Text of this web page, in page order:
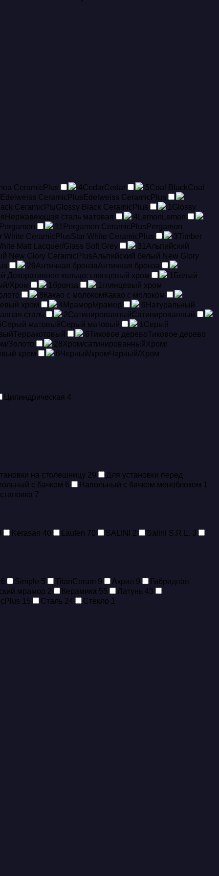
CeramicPlus 4CedarCedar 5Coal BlackCoal
Edelweiss CeramicPlus Edelweiss CeramicPlus
CeramicPluGlossy Black CeramicPlus 1 Glossy
Hержавеющая сталь матовая 4 Lemon Lemon
Pergamon 11 Pergamon CeramicPlus Pergamon
White CeramicPlusStar White CeramicPlus 3Timber
Matt Lacquer/Glass Soft Grey 31 Альпийский
New Glory CeramicPlusАльпийский белый New Glory
29Античная бронзаАнтичная бронза
Декоративное кольцо: глянцевый хром 1 Белый
Хром 1 бронза 1 глянцевый хром
8 Какао с молоком Какао с молоком
хром 4 Мрамор Мрамор 6 Натуральный
сталь 2СатинированныйСатинированный
Серый матовыйСерый матовый 1 Серый
Терракотовый 6Тиковое деревоТиковое дерево
Золото 28Хром/сатинированныйХром/
хром 6Черный/хромЧерный/Хром
Цилиндрическая 4
на столешницу 29
Для установки перед
с бачком 6 Напольный с бачком моноблоком 1
7
Kerasan 40 Laufen 70 SALINI 2 Salini S.R.L. 3
Simplo 5 TitanCeram 9 Акрил 9
Гибридная
мрамор 2 Керамика 55 Латунь 43
15 Сталь 24 Стекло 1